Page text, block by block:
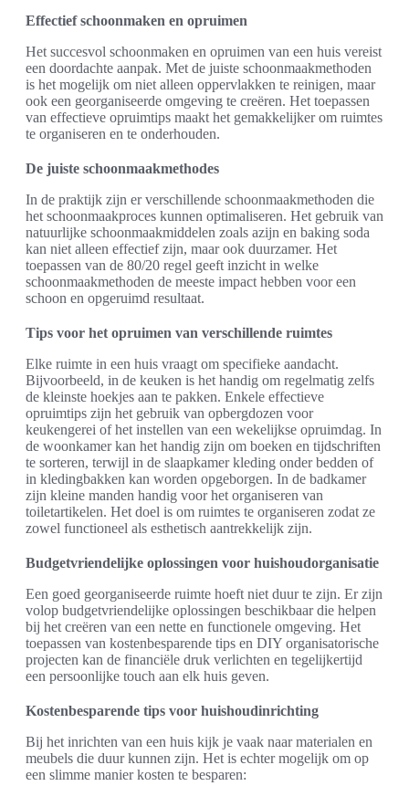
Effectief schoonmaken en opruimen
Het succesvol schoonmaken en opruimen van een huis vereist
een doordachte aanpak. Met de juiste schoonmaakmethoden
is het mogelijk om niet alleen oppervlakken te reinigen, maar
ook een georganiseerde omgeving te creëren. Het toepassen
van effectieve opruimtips maakt het gemakkelijker om ruimtes
te organiseren en te onderhouden.
De juiste schoonmaakmethodes
In de praktijk zijn er verschillende schoonmaakmethoden die
het schoonmaakproces kunnen optimaliseren. Het gebruik van
natuurlijke schoonmaakmiddelen zoals azijn en baking soda
kan niet alleen effectief zijn, maar ook duurzamer. Het
toepassen van de 80/20 regel geeft inzicht in welke
schoonmaakmethoden de meeste impact hebben voor een
schoon en opgeruimd resultaat.
Tips voor het opruimen van verschillende ruimtes
Elke ruimte in een huis vraagt om specifieke aandacht.
Bijvoorbeeld, in de keuken is het handig om regelmatig zelfs
de kleinste hoekjes aan te pakken. Enkele effectieve
opruimtips zijn het gebruik van opbergdozen voor
keukengerei of het instellen van een wekelijkse opruimdag. In
de woonkamer kan het handig zijn om boeken en tijdschriften
te sorteren, terwijl in de slaapkamer kleding onder bedden of
in kledingbakken kan worden opgeborgen. In de badkamer
zijn kleine manden handig voor het organiseren van
toiletartikelen. Het doel is om ruimtes te organiseren zodat ze
zowel functioneel als esthetisch aantrekkelijk zijn.
Budgetvriendelijke oplossingen voor huishoudorganisatie
Een goed georganiseerde ruimte hoeft niet duur te zijn. Er zijn
volop budgetvriendelijke oplossingen beschikbaar die helpen
bij het creëren van een nette en functionele omgeving. Het
toepassen van kostenbesparende tips en DIY organisatorische
projecten kan de financiële druk verlichten en tegelijkertijd
een persoonlijke touch aan elk huis geven.
Kostenbesparende tips voor huishoudinrichting
Bij het inrichten van een huis kijk je vaak naar materialen en
meubels die duur kunnen zijn. Het is echter mogelijk om op
een slimme manier kosten te besparen: